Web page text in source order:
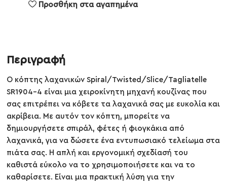
Προσθήκη στα αγαπημένα
Περιγραφή
Ο κόπτης λαχανικών Spiral/Twisted/Slice/Tagliatelle
SR1904-4 είναι μια χειροκίνητη μηχανή κουζίνας που
σας επιτρέπει να κόβετε τα λαχανικά σας με ευκολία και
ακρίβεια. Με αυτόν τον κόπτη, μπορείτε να
δημιουργήσετε σπιράλ, φέτες ή φιογκάκια από
λαχανικά, για να δώσετε ένα εντυπωσιακό τελείωμα στα
πιάτα σας. Η απλή και εργονομική σχεδίασή του
καθιστά εύκολο να το χρησιμοποιήσετε και να το
καθαρίσετε. Είναι μια πρακτική λύση για την